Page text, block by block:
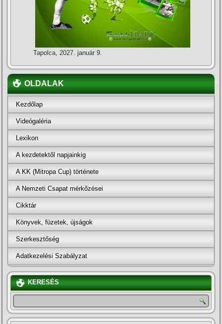
Tapolca, 2027. január 9.
OLDALAK
Kezdőlap
Videógaléria
Lexikon
A kezdetektől napjainkig
A KK (Mitropa Cup) története
A Nemzeti Csapat mérkőzései
Cikktár
Könyvek, füzetek, újságok
Szerkesztőség
Adatkezelési Szabályzat
KERESÉS